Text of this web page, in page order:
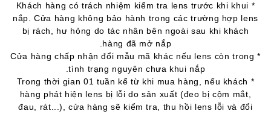
* Khách hàng có trách nhiệm kiểm tra lens trước khi khui
nắp. Cửa hàng không bảo hành trong các trường hợp lens
bị rách, hư hỏng do tác nhân bên ngoài sau khi khách
hàng đã mở nắp.
* Cửa hàng chấp nhận đổi mẫu mã khác nếu lens còn trong
tình trạng nguyên chưa khui nắp.
* Trong thời gian 01 tuần kể từ khi mua hàng, nếu khách
hàng phát hiện lens bị lỗi do sản xuất (đeo bị cộm mắt,
đau, rát...), cửa hàng sẽ kiểm tra, thu hồi lens lỗi và đổi